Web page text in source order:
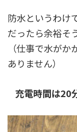
防水というわけ
だったら余裕そ
（仕事で水が
ありません）
充電時間は20